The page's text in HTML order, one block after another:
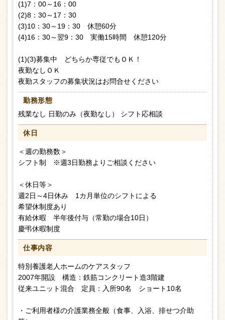
(1)7：00～16：00
(2)8：30～17：30
(3)10：30～19：30 休憩60分
(4)16：30～翌9：30 実働15時間 休憩120分
(1)(3)募集中 どちらか専従でもＯＫ！
夜勤なしＯＫ
夜勤スタッフの募集状況はお問合せください
勤務形態
残業なし 日勤のみ（夜勤なし） シフト応相談
休日
＜週の勤務数＞
シフト制 ※週3日勤務よりご相談ください
＜休日等＞
週2日～4日休み 1カ月単位のシフトによる
希望休制度あり
有給休暇 半年後付与（常勤の場合10日）
慶弔休暇制度
仕事内容
特別養護老人ホームのケアスタッフ
2007年開設 構造：鉄筋コンクリート造3階建
従来ユニット混合 定員：入所90名 ショート10名
・ご利用者様の介護業務全般（食事、入浴、排せつ介助